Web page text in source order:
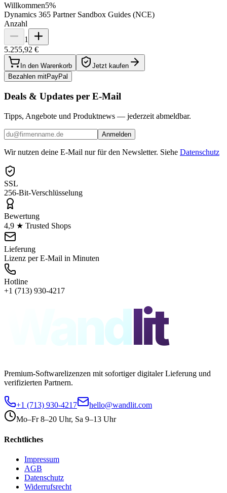
Willkommen5%
Dynamics 365 Partner Sandbox Guides (NCE)
Anzahl
1
5.255,92 €
In den Warenkorb
Jetzt kaufen
Bezahlen mitPayPal
Deals & Updates per E-Mail
Tipps, Angebote und Produktnews — jederzeit abmeldbar.
Anmelden
Wir nutzen deine E-Mail nur für den Newsletter. Siehe Datenschutz
SSL
256-Bit-Verschlüsselung
Bewertung
4,9 ★ Trusted Shops
Lieferung
Lizenz per E-Mail in Minuten
Hotline
+1 (713) 930-4217
Wandlit
Premium-Softwarelizenzen mit sofortiger digitaler Lieferung und
verifizierten Partnern.
+1 (713) 930-4217
hello@wandlit.com
Mo–Fr 8–20 Uhr, Sa 9–13 Uhr
Rechtliches
Impressum
AGB
Datenschutz
Widerrufsrecht